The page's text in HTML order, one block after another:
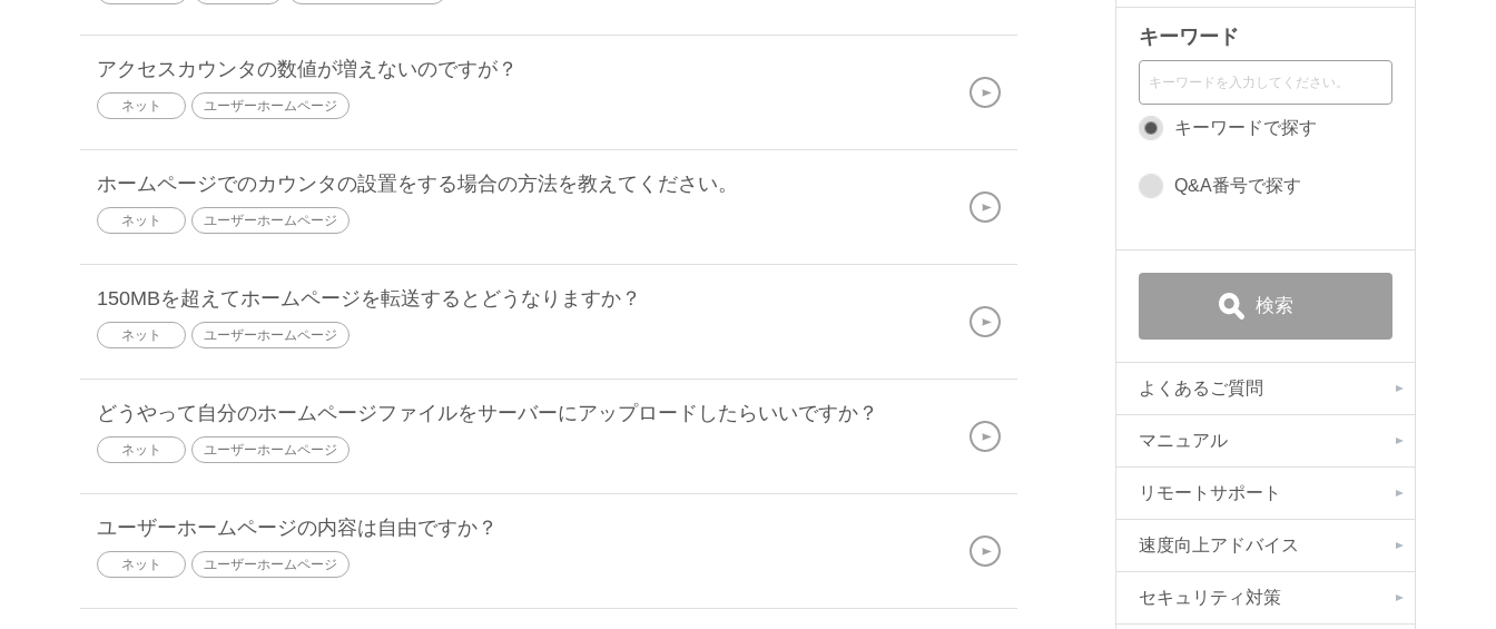
アクセスカウンタの数値が増えないのですが？
ネット ユーザーホームページ
ホームページでのカウンタの設置をする場合の方法を教えてください。
ネット ユーザーホームページ
150MBを超えてホームページを転送するとどうなりますか？
ネット ユーザーホームページ
どうやって自分のホームページファイルをサーバーにアップロードしたらいいですか？
ネット ユーザーホームページ
ユーザーホームページの内容は自由ですか？
ネット ユーザーホームページ
キーワード
キーワードで探す
Q&A番号で探す
よくあるご質問
マニュアル
リモートサポート
速度向上アドバイス
セキュリティ対策